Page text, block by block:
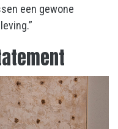
een gewone